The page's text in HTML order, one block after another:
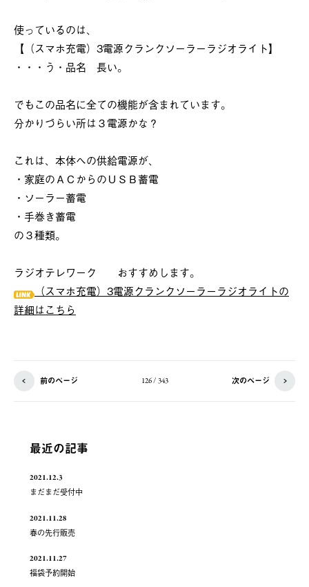
使っているのは、
【（スマホ充電）3電源クランクソーラーラジオライト】
・・・う・品名 長い。
でもこの品名に全ての機能が含まれています。
分かりづらい所は３電源かな？
これは、本体への供給電源が、
・家庭のＡＣからのＵＳＢ蓄電
・ソーラー蓄電
・手巻き蓄電
の３種類。
ラジオテレワーク おすすめします。
（スマホ充電）3電源クランクソーラーラジオライトの
詳細はこちら
前のページ 126 / 343 次のページ
最近の記事
2021.12.3
まだまだ受付中
2021.11.28
春の先行販売
2021.11.27
福袋予約開始